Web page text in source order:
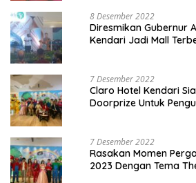
8 Desember 2022
Diresmikan Gubernur
Kendari Jadi Mall
7 Desember 2022
Claro Hotel Kendari
Doorprize Untuk
7 Desember 2022
Rasakan Momen
2023 Dengan Tema